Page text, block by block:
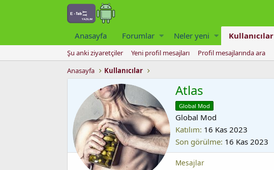
Anasayfa Forumlar Neler yeni Kullanıcılar
Şu anki ziyaretçiler Yeni profil mesajları
Profil mesajlarında ara
Anasayfa
Kullanıcılar
Atlas
Global Mod
Global Mod
Katılım 16 Kas 2023
Son görülme 16 Kas 2023
Mesajlar